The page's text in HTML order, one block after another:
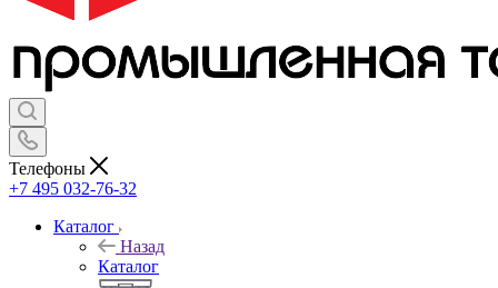
Телефоны
+7 495 032-76-32
Каталог
Назад
Каталог